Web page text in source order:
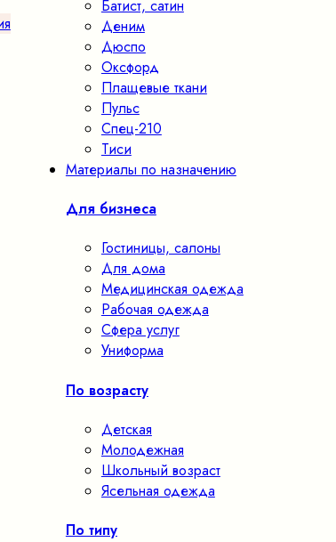
Батист, сатин
Деним
Дюспо
Оксфорд
Плащевые ткани
Пульс
Спец-210
Тиси
Материалы по назначению
Для бизнеса
Гостиницы, салоны
Для дома
Медицинская одежда
Рабочая одежда
Сфера услуг
Униформа
По возрасту
Детская
Молодежная
Школьный возраст
Ясельная одежда
По типу